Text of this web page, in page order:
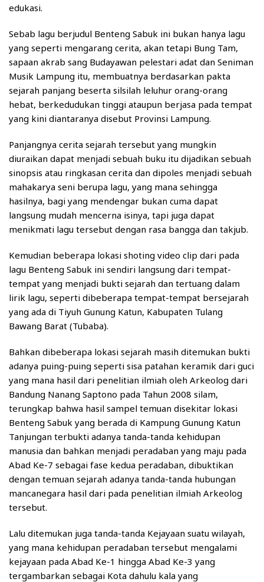
edukasi.
Sebab lagu berjudul Benteng Sabuk ini bukan hanya lagu
yang seperti mengarang cerita, akan tetapi Bung Tam,
sapaan akrab sang Budayawan pelestari adat dan Seniman
Musik Lampung itu, membuatnya berdasarkan pakta
sejarah panjang beserta silsilah leluhur orang-orang
hebat, berkedudukan tinggi ataupun berjasa pada tempat
yang kini diantaranya disebut Provinsi Lampung.
Panjangnya cerita sejarah tersebut yang mungkin
diuraikan dapat menjadi sebuah buku itu dijadikan sebuah
sinopsis atau ringkasan cerita dan dipoles menjadi sebuah
mahakarya seni berupa lagu, yang mana sehingga
hasilnya, bagi yang mendengar bukan cuma dapat
langsung mudah mencerna isinya, tapi juga dapat
menikmati lagu tersebut dengan rasa bangga dan takjub.
Kemudian beberapa lokasi shoting video clip dari pada
lagu Benteng Sabuk ini sendiri langsung dari tempat-
tempat yang menjadi bukti sejarah dan tertuang dalam
lirik lagu, seperti dibeberapa tempat-tempat bersejarah
yang ada di Tiyuh Gunung Katun, Kabupaten Tulang
Bawang Barat (Tubaba).
Bahkan dibeberapa lokasi sejarah masih ditemukan bukti
adanya puing-puing seperti sisa patahan keramik dari guci
yang mana hasil dari penelitian ilmiah oleh Arkeolog dari
Bandung Nanang Saptono pada Tahun 2008 silam,
terungkap bahwa hasil sampel temuan disekitar lokasi
Benteng Sabuk yang berada di Kampung Gunung Katun
Tanjungan terbukti adanya tanda-tanda kehidupan
manusia dan bahkan menjadi peradaban yang maju pada
Abad Ke-7 sebagai fase kedua peradaban, dibuktikan
dengan temuan sejarah adanya tanda-tanda hubungan
mancanegara hasil dari pada penelitian ilmiah Arkeolog
tersebut.
Lalu ditemukan juga tanda-tanda Kejayaan suatu wilayah,
yang mana kehidupan peradaban tersebut mengalami
kejayaan pada Abad Ke-1 hingga Abad Ke-3 yang
tergambarkan sebagai Kota dahulu kala yang